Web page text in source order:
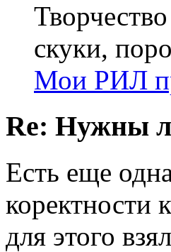
скуки,
Мои РИЛ
Re: Нужны
Есть еще
коректности
для этого